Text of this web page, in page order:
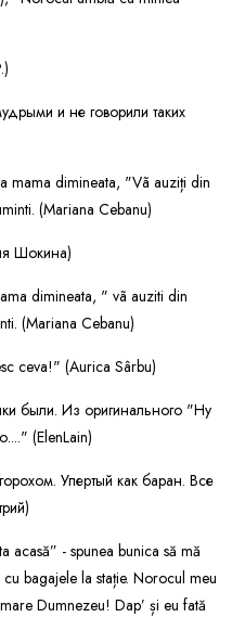
и не говорили таких
mama dimineata, "Vã auziți din
(Mariana Cebanu)
Шокина)
dimineata, " vã auziti din
(Mariana Cebanu)
ceva!" (Aurica Sârbu)
были. Из оригинального "Ну
(ElenLain)
Упертый как баран. Все
acasă” - spunea bunica să mă
bagajele la stație. Norocul meu
Dumnezeu! Dap’ și eu fată